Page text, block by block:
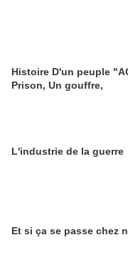
Histoire D'un peuple
Prison, Un gouffre,
L'industrie de la guerre
Et si ça se passe chez